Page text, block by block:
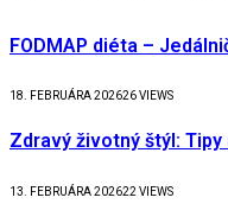
FODMAP diéta –
18. FEBRUÁRA 202626VIEWS
Zdravý životný štýl:
13. FEBRUÁRA 202622 VIEWS